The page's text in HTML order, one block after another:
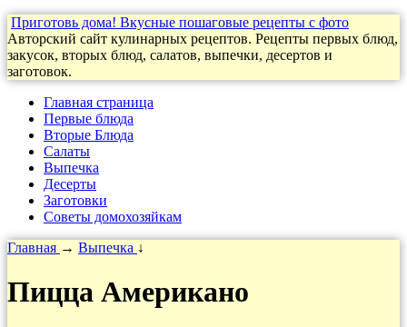
Приготовь дома! Вкусные пошаговые рецепты с фото
Авторский сайт кулинарных рецептов. Рецепты первых блюд,
закусок, вторых блюд, салатов, выпечки, десертов и
заготовок.
Главная страница
Первые блюда
Вторые Блюда
Салаты
Выпечка
Десерты
Заготовки
Cоветы домохозяйкам
Главная → Выпечка ↓
Пицца Американо